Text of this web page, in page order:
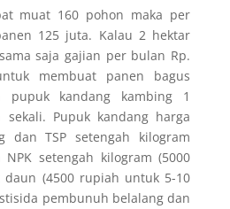
muat 160 pohon maka per
125 juta. Kalau 2 hektar
saja gajian per bulan Rp.
membuat panen bagus
pupuk kandang kambing 1
Pupuk kandang harga
dan TSP setengah kilogram
setengah kilogram (5000
(4500 rupiah untuk 5-10
pembunuh belalang dan